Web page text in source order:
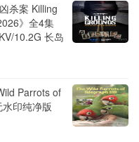
杀案 Killing
》全4集
10.2G 长岛
Parrots of
印纯净版